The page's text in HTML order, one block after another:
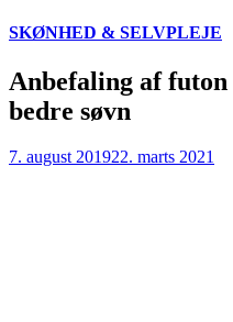
Skip
content
SKØNHED & SELVPLEJE
Anbefaling af
bedre søvn
7. august 201922. marts 2021